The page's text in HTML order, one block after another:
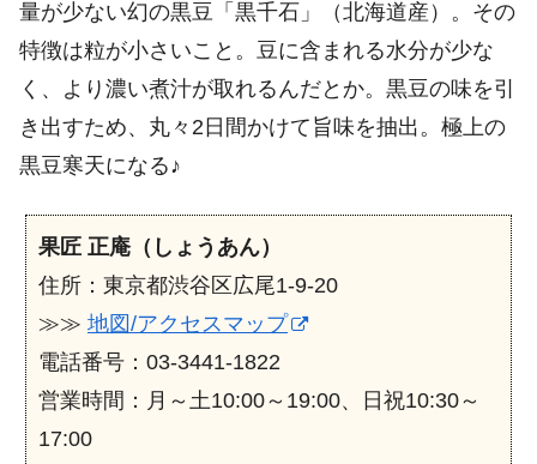
量が少ない幻の黒豆「黒千石」（北海道産）。その
特徴は粒が小さいこと。豆に含まれる水分が少な
く、より濃い煮汁が取れるんだとか。黒豆の味を引
き出すため、丸々2日間かけて旨味を抽出。極上の
黒豆寒天になる♪
果匠 正庵（しょうあん）
住所：東京都渋谷区広尾1-9-20
≫≫ 地図/アクセスマップ
電話番号：03-3441-1822
営業時間：月～土10:00～19:00、日祝10:30～
17:00